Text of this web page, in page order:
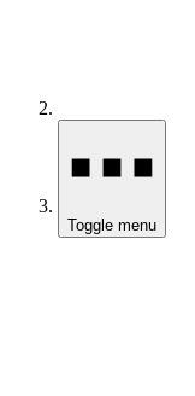
Toggle menu